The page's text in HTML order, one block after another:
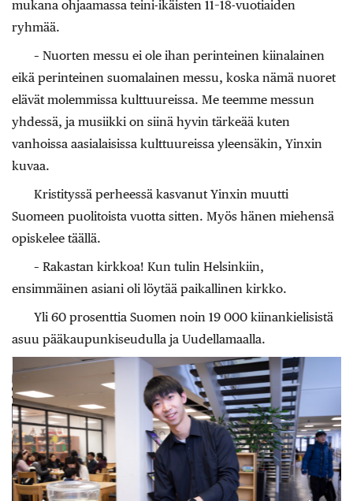
mukana ohjaamassa teini-ikäisten 11–18-vuotiaiden
ryhmää.
– Nuorten messu ei ole ihan perinteinen kiinalainen
eikä perinteinen suomalainen messu, koska nämä nuoret
elävät molemmissa kulttuureissa. Me teemme messun
yhdessä, ja musiikki on siinä hyvin tärkeää kuten
vanhoissa aasialaisissa kulttuureissa yleensäkin, Yinxin
kuvaa.
Kristityssä perheessä kasvanut Yinxin muutti
Suomeen puolitoista vuotta sitten. Myös hänen miehensä
opiskelee täällä.
– Rakastan kirkkoa! Kun tulin Helsinkiin,
ensimmäinen asiani oli löytää paikallinen kirkko.
Yli 60 prosenttia Suomen noin 19 000 kiinankielisistä
asuu pääkaupunkiseudulla ja Uudellamaalla.